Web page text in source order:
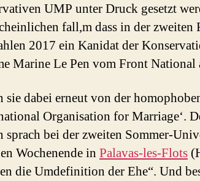
UMP unter Druck gesetzt
fall,m dass in der zweiten
2017 ein Kanidat der
Marine Le Pen vom Front
sie dabei erneut von der
Organisation for Marriage‘.
bei der zweiten Sommer-
Wochenende in Palavas-les-Flots
die Umdefinition der Ehe“. Und